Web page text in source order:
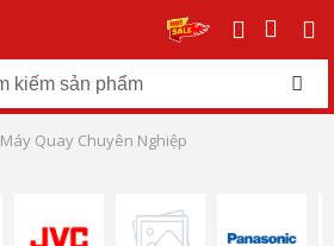
Máy Quay Chuyên Nghiệp